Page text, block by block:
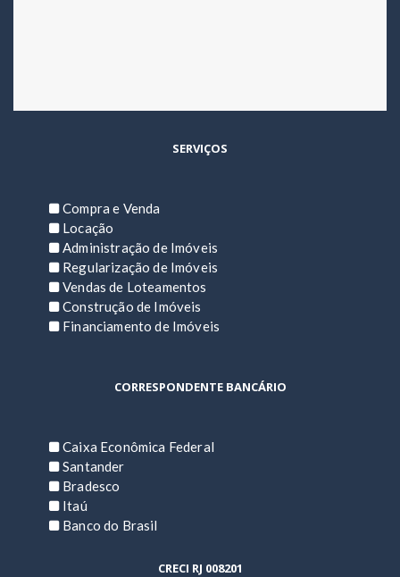
SERVIÇOS
Compra e Venda
Locação
Administração de Imóveis
Regularização de Imóveis
Vendas de Loteamentos
Construção de Imóveis
Financiamento de Imóveis
CORRESPONDENTE BANCÁRIO
Caixa Econômica Federal
Santander
Bradesco
Itaú
Banco do Brasil
CRECI RJ 008201